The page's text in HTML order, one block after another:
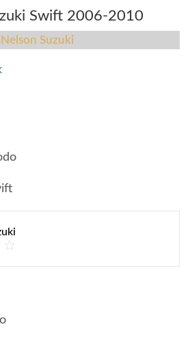
Swift 2006-2010
Nelson Suzuki